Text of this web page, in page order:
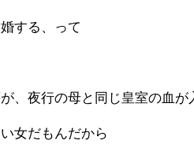
する、って
、夜行の母と同じ皇室の血
女だもんだから